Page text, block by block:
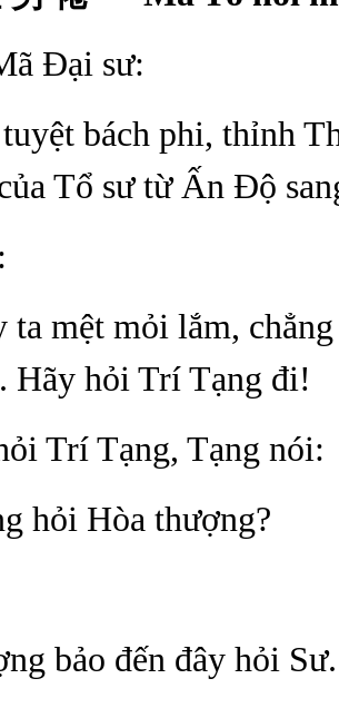
Ðại sư:
bách phi, thỉnh
Tổ sư từ Ấn Ðộ
ta mệt mỏi lắm,
Hãy hỏi Trí Tạng đi!
Trí Tạng, Tạng nói:
hỏi Hòa thượng?
bảo đến đây hỏi Sư.